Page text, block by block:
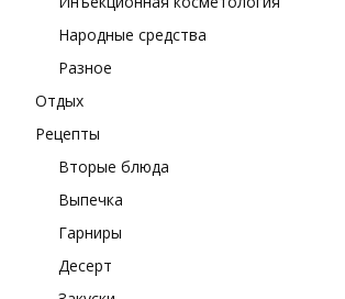
Народные средства
Разное
Отдых
Рецепты
Вторые блюда
Выпечка
Гарниры
Десерт